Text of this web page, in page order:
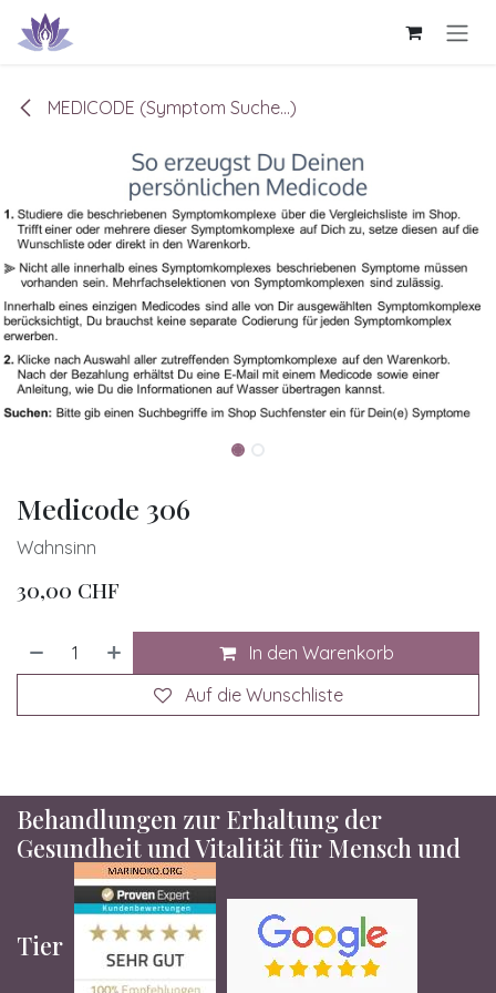
Zum Inhalt springen
MEDICODE (Symptom Suche...)
Medicode 306
Wahnsinn
30,00 CHF
In den Warenkorb
Auf die Wunschliste
Behandlungen zur Erhaltung der
Gesundheit und Vitalität für Mensch und
Tier